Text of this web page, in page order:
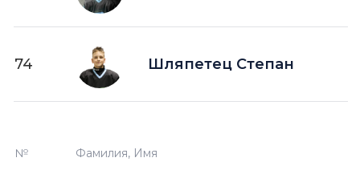
74 Шляпетец Степан
№ Фамилия, Имя